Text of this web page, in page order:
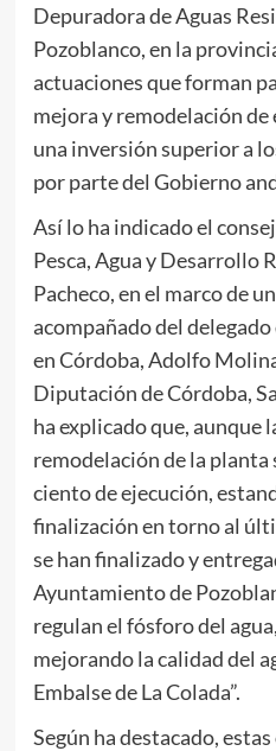
Depuradora de Aguas
Pozoblanco, en la
actuaciones que forman
mejora y remodelación
una inversión superior a
por parte del Gobierno
Así lo ha indicado el
Pesca, Agua y Desarrollo
Pacheco, en el marco de
acompañado del
en Córdoba, Adolfo
Diputación de Córdoba,
ha explicado que, aunque
remodelación de la planta
ciento de ejecución,
finalización en torno al
se han finalizado y
Ayuntamiento de
regulan el fósforo del
mejorando la calidad del
Embalse de La Colada”.
Según ha destacado,